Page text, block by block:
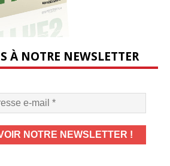
À NOTRE NEWSLETTER